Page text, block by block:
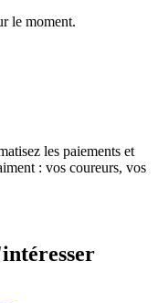
le moment.
les paiements et
: vos coureurs, vos